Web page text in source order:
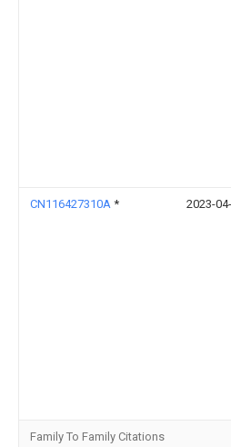
CN116427310A * 2023-
Family To Family Citations